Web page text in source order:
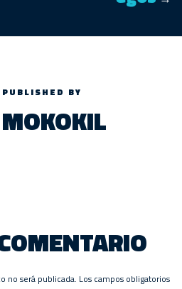
PUBLISHED BY
MOKOKIL
no será publicada. Los campos obligatorios